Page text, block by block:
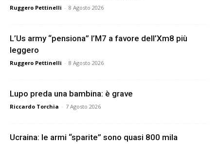
Ruggero Pettinelli - 8 Agosto 2026
L’Us army “pensiona” l’M7 a favore dell’Xm8 più
leggero
Ruggero Pettinelli - 8 Agosto 2026
Lupo preda una bambina: è grave
Riccardo Torchia - 7 Agosto 2026
Ucraina: le armi “sparite” sono quasi 800 mila